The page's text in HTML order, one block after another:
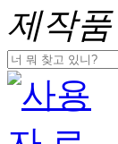
제작품